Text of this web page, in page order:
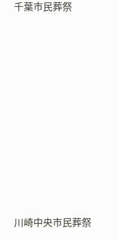
千葉市民葬祭
川崎中央市民葬祭